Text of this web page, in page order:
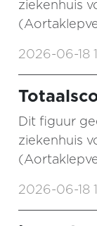
ziekenhuis
2026-06-18
Dit figuur
ziekenhuis
2026-06-18